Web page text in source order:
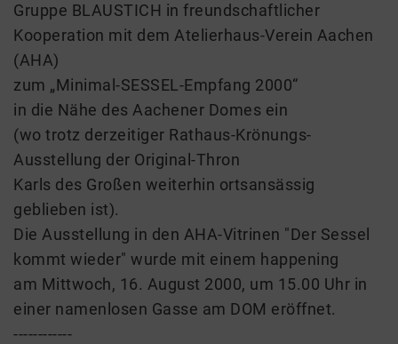
Gruppe BLAUSTICH in freundschaftlicher
Kooperation mit dem Atelierhaus-Verein Aachen
(AHA)
zum „Minimal-SESSEL-Empfang 2000“
in die Nähe des Aachener Domes ein
(wo trotz derzeitiger Rathaus-Krönungs-
Ausstellung der Original-Thron
Karls des Großen weiterhin ortsansässig
geblieben ist).
Die Ausstellung in den AHA-Vitrinen "Der Sessel
kommt wieder" wurde mit einem happening
am Mittwoch, 16. August 2000, um 15.00 Uhr in
einer namenlosen Gasse am DOM eröffnet.
------------